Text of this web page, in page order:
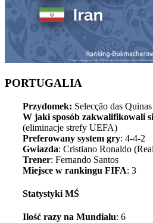
PORTUGALIA
Przydomek: Selecção das
W jaki sposób zakwalifikowali
(eliminacje strefy UEFA)
Preferowany system gry: 4-4-2
Gwiazda: Cristiano Ronaldo
Trener: Fernando Santos
Miejsce w rankingu FIFA: 3
Statystyki MŚ
Ilość razy na Mundialu: 6